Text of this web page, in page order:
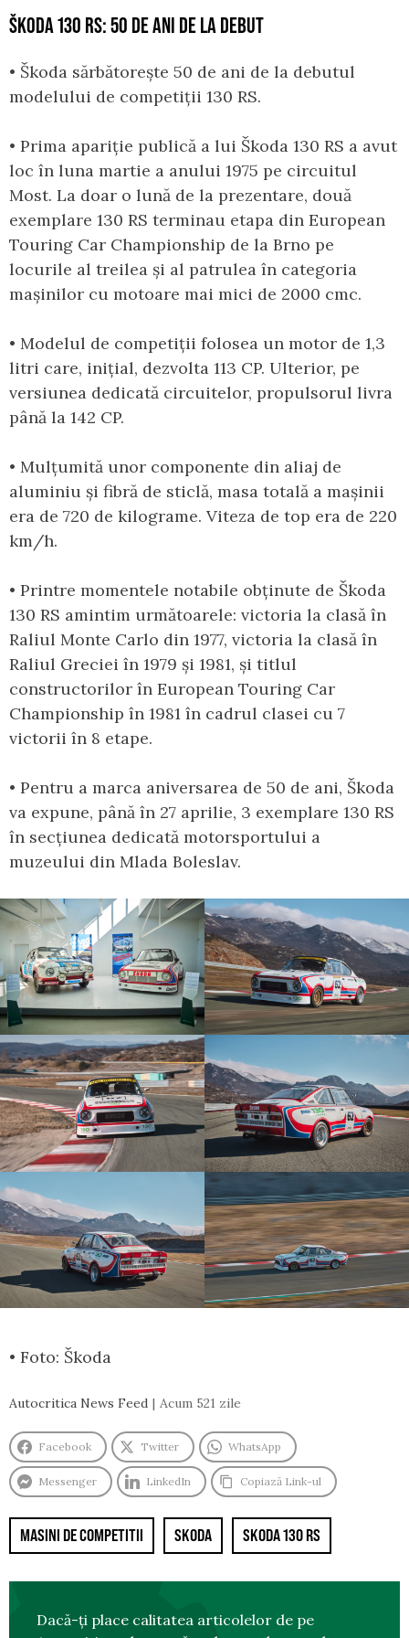
ŠKODA 130 RS: 50 DE ANI DE LA DEBUT
• Škoda sărbătorește 50 de ani de la debutul
modelului de competiții 130 RS.
• Prima apariție publică a lui Škoda 130 RS a avut
loc în luna martie a anului 1975 pe circuitul
Most. La doar o lună de la prezentare, două
exemplare 130 RS terminau etapa din European
Touring Car Championship de la Brno pe
locurile al treilea și al patrulea în categoria
mașinilor cu motoare mai mici de 2000 cmc.
• Modelul de competiții folosea un motor de 1,3
litri care, inițial, dezvolta 113 CP. Ulterior, pe
versiunea dedicată circuitelor, propulsorul livra
până la 142 CP.
• Mulțumită unor componente din aliaj de
aluminiu și fibră de sticlă, masa totală a mașinii
era de 720 de kilograme. Viteza de top era de 220
km/h.
• Printre momentele notabile obținute de Škoda
130 RS amintim următoarele: victoria la clasă în
Raliul Monte Carlo din 1977, victoria la clasă în
Raliul Greciei în 1979 și 1981, și titlul
constructorilor în European Touring Car
Championship în 1981 în cadrul clasei cu 7
victorii în 8 etape.
• Pentru a marca aniversarea de 50 de ani, Škoda
va expune, până în 27 aprilie, 3 exemplare 130 RS
în secțiunea dedicată motorsportului a
muzeului din Mlada Boleslav.
• Foto: Škoda
Autocritica News Feed Acum 521 zile
Facebook Twitter WhatsApp
Messenger LinkedIn Copiază Link-ul
MASINI DE COMPETITII SKODA SKODA 130 RS
Dacă-ți place calitatea articolelor de pe